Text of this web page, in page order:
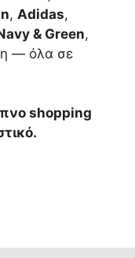
, Adidas,
& Green,
— όλα σε
shopping